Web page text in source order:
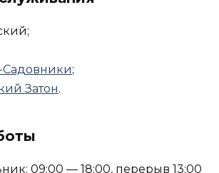
Садовники;
Затон.
09:00 — 18:00, перерыв 13:00